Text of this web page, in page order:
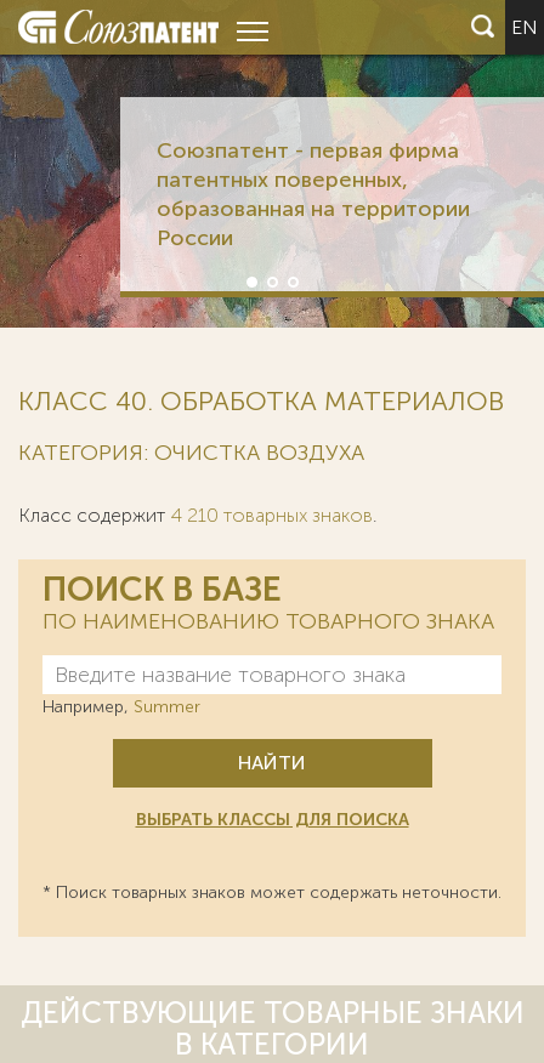
EN
Союзпатент - первая фирма
патентных поверенных,
образованная на территории
России
КЛАСС 40. ОБРАБОТКА МАТЕРИАЛОВ
КАТЕГОРИЯ: ОЧИСТКА ВОЗДУХА
Класс содержит 4 210 товарных знаков.
ПОИСК В БАЗЕ
ПО НАИМЕНОВАНИЮ ТОВАРНОГО ЗНАКА
Например, Summer
НАЙТИ
ВЫБРАТЬ КЛАССЫ ДЛЯ ПОИСКА
* Поиск товарных знаков может содержать неточности.
ДЕЙСТВУЮЩИЕ ТОВАРНЫЕ ЗНАКИ
В КАТЕГОРИИ